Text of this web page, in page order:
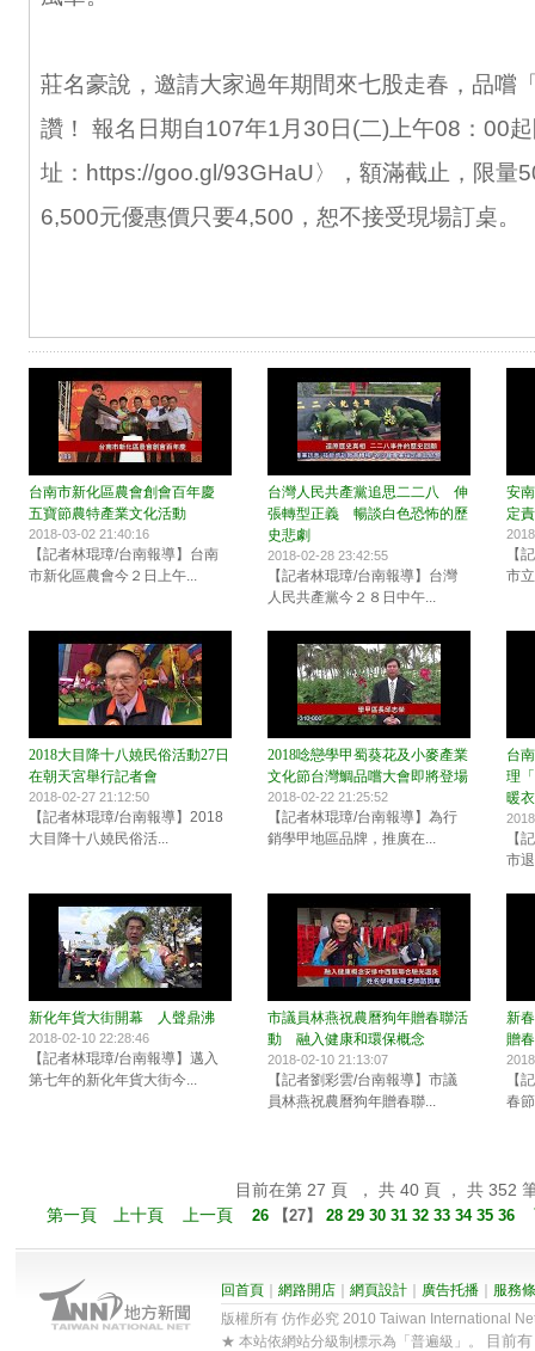
莊名豪說，邀請大家過年期間來七股走春，品嚐
讚！ 報名日期自107年1月30日(二)上午08：00
址：https://goo.gl/93GHaU〉，額滿截止，限量
6,500元優惠價只要4,500，恕不接受現場訂桌。
台南市新化區農會創會百年慶
五寶節農特產業文化活動
2018-03-02 21:40:16
【記者林琨璋/台南報導】台南
市新化區農會今２日上午...
台灣人民共產黨追思二二八 伸
張轉型正義 暢談白色恐怖的歷
史悲劇
2018-02-28 23:42:55
【記者林琨璋/台南報導】台灣
人民共產黨今２８日中午...
安
定
【
市
2018大目降十八嬈民俗活動27日
在朝天宮舉行記者會
2018-02-27 21:12:50
【記者林琨璋/台南報導】2018
大目降十八嬈民俗活...
2018唸戀學甲蜀葵花及小麥產業
文化節台灣鯛品嚐大會即將登場
2018-02-22 21:25:52
【記者林琨璋/台南報導】為行
銷學甲地區品牌，推廣在...
台
理
暖
【
市
新化年貨大街開幕 人聲鼎沸
2018-02-10 22:28:46
【記者林琨璋/台南報導】邁入
第七年的新化年貨大街今...
市議員林燕祝農曆狗年贈春聯活
動 融入健康和環保概念
2018-02-10 21:13:07
【記者劉彩雲/台南報導】市議
員林燕祝農曆狗年贈春聯...
新
贈
【
春
目前在第 27 頁 ， 共 40 頁 ， 共 352
第一頁
上十頁 上一頁 26 【27】 28 29 30 31 32 33 34 35 36
回首頁 網路開店 網頁設計 廣告托播
服務
版權所有 仿作必究 2010 Taiwan International
★ 本站依網站分級制標示為「普遍級」。
目前